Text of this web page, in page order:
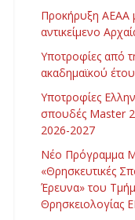
Προκήρυξη ΑΕΑΑ
αντικείμενο
Υποτροφίες από
ακαδημαϊκού
Υποτροφίες
σπουδές Master 2
2026-2027
Νέο Πρόγραμμα
«Θρησκευτικές
Έρευνα» του
Θρησκειολογίας